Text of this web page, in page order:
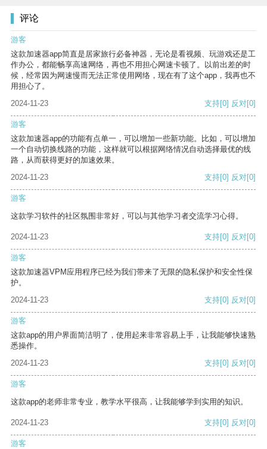
评论
游客
这款加速器app简直是居家旅行必备神器，无论是看视频、玩游戏还是工
作办公，都能畅享高速网络，再也不用担心网速卡顿了。以前出差的时
候，经常因为网速慢而无法正常使用网络，现在有了这个app，我再也不
用担心了。
2024-11-23
支持[0] 反对[0]
游客
这款加速器app的功能有点单一，可以增加一些新功能。比如，可以增加
一个自动切换线路的功能，这样就可以根据网络情况自动选择最优的线
路，从而获得更好的加速效果。
2024-11-23
支持[0] 反对[0]
游客
这款学习软件的社区氛围非常好，可以与其他学习者交流学习心得。
2024-11-23 支持[0] 反对[0]
游客
这款加速器VPM应用程序已经为我们带来了无限的隐私保护和安全性保
护。
2024-11-23
支持[0] 反对[0]
游客
这款app的用户界面简洁明了，使用起来非常容易上手，让我能够快速熟
悉操作。
2024-11-23
支持[0] 反对[0]
游客
这款app的老师非常专业，教学水平很高，让我能够学到实用的知识。
2024-11-23 支持[0] 反对[0]
游客